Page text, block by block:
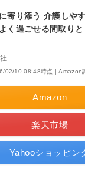
寄り添う 介護しや
く過ごせる間取り
02/10 08:48時点 | Amazon
Amazon
楽天市場
Yahooショッピン